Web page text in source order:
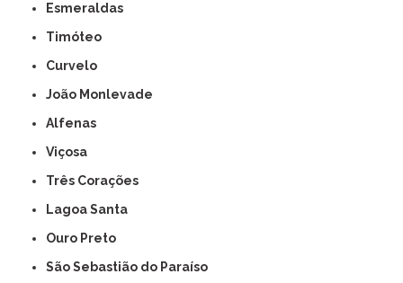
Esmeraldas
Timóteo
Curvelo
João Monlevade
Alfenas
Viçosa
Três Corações
Lagoa Santa
Ouro Preto
São Sebastião do Paraíso